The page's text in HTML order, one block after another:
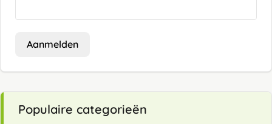
Aanmelden
Populaire categorieën